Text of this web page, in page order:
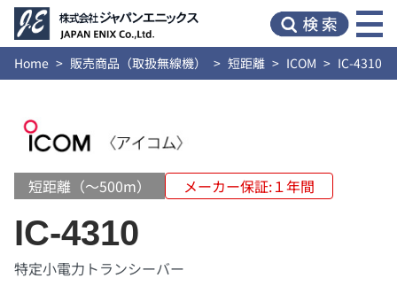
Home 販売商品（取扱無線機） 短距離 ICOM IC-4310
短距離（～500m） メーカー保証:１年間
IC-4310
特定小電力トランシーバー